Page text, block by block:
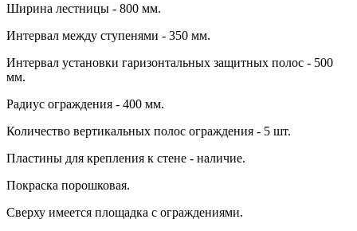
Ширина лестницы - 800 мм.
Интервал между ступенями - 350 мм.
Интервал установки гаризонтальных защитных полос - 500
мм.
Радиус ограждения - 400 мм.
Количество вертикальных полос ограждения - 5 шт.
Пластины для крепления к стене - наличие.
Покраска порошковая.
Сверху имеется площадка с ограждениями.